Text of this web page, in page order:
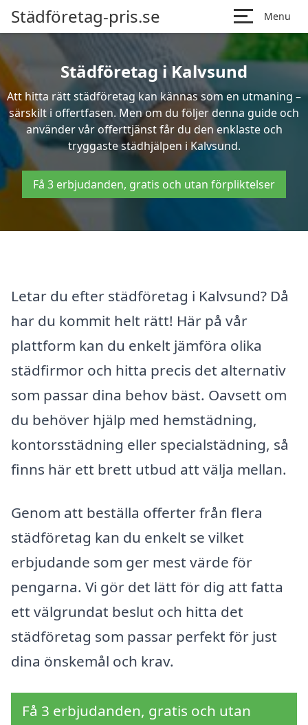
Städföretag-pris.se Menu
Städföretag i Kalvsund
Att hitta rätt städföretag kan kännas som en utmaning –
särskilt i offertfasen. Men om du följer denna guide och
använder vår offerttjänst får du den enklaste och
tryggaste städhjälpen i Kalvsund.
Få 3 erbjudanden, gratis och utan förpliktelser
Letar du efter städföretag i Kalvsund? Då
har du kommit helt rätt! Här på vår
plattform kan du enkelt jämföra olika
städfirmor och hitta precis det alternativ
som passar dina behov bäst. Oavsett om
du behöver hjälp med hemstädning,
kontorsstädning eller specialstädning, så
finns här ett brett utbud att välja mellan.
Genom att beställa offerter från flera
städföretag kan du enkelt se vilket
erbjudande som ger mest värde för
pengarna. Vi gör det lätt för dig att fatta
ett välgrundat beslut och hitta det
städföretag som passar perfekt för just
dina önskemål och krav.
Få 3 erbjudanden, gratis och utan